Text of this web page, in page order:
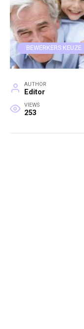
BEWERKERS KEUZE
AUTHOR
Editor
VIEWS
253